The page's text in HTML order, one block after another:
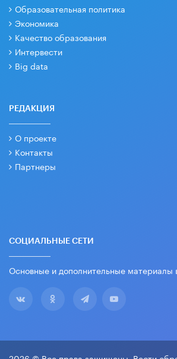
Образовательная политика
Экономика
Качество образования
Интервести
Big data
РЕДАКЦИЯ
О проекте
Контакты
Партнеры
СОЦИАЛЬНЫЕ СЕТИ
Основные и дополнительные материалы